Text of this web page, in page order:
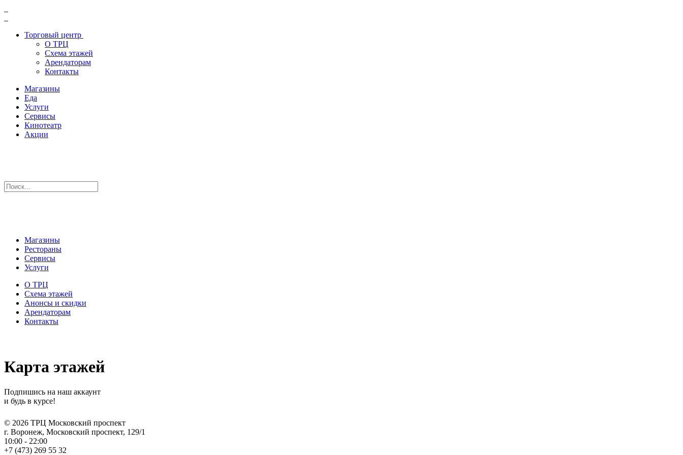
Торговый центр
О ТРЦ
Схема этажей
Арендаторам
Контакты
Магазины
Еда
Услуги
Сервисы
Кинотеатр
Акции
Магазины
Рестораны
Сервисы
Услуги
О ТРЦ
Схема этажей
Анонсы и скидки
Арендаторам
Контакты
Карта этажей
Подпишись на наш аккаунт
и будь в курсе!
© 2026 ТРЦ Московский проспект
г. Воронеж, Московский проспект, 129/1
10:00 - 22:00
+7 (473) 269 55 32